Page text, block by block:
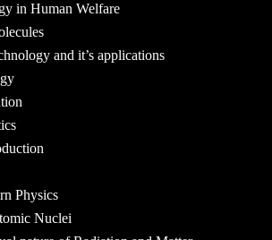
in Human Welfare
and it’s applications
Physics
Nuclei